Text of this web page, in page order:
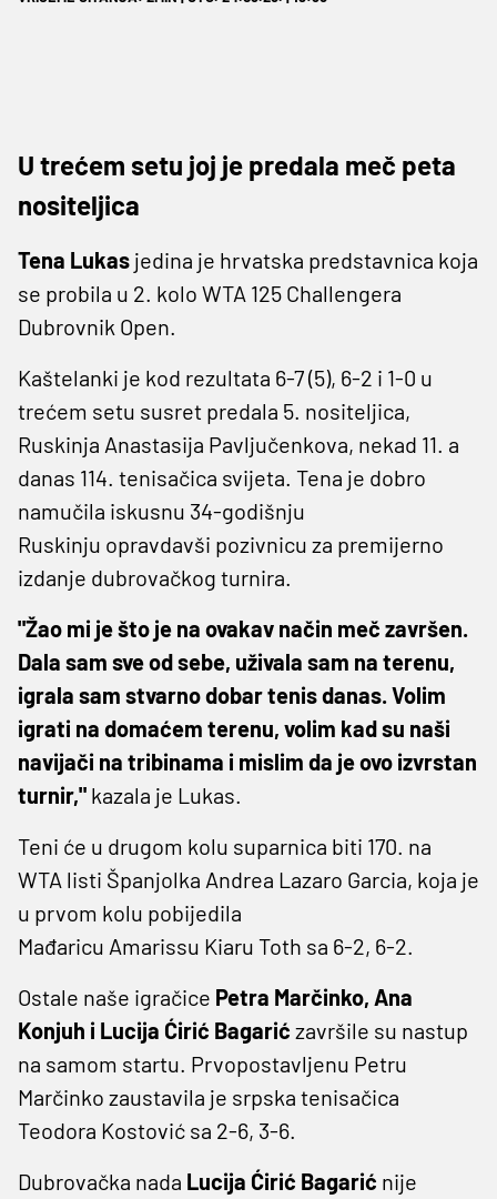
U trećem setu joj je predala meč peta
nositeljica
Tena Lukas jedina je hrvatska predstavnica koja
se probila u 2. kolo WTA 125 Challengera
Dubrovnik Open.
Kaštelanki je kod rezultata 6-7 (5), 6-2 i 1-0 u
trećem setu susret predala 5. nositeljica,
Ruskinja Anastasija Pavljučenkova, nekad 11. a
danas 114. tenisačica svijeta. Tena je dobro
namučila iskusnu 34-godišnju
Ruskinju opravdavši pozivnicu za premijerno
izdanje dubrovačkog turnira.
"Žao mi je što je na ovakav način meč završen.
Dala sam sve od sebe, uživala sam na terenu,
igrala sam stvarno dobar tenis danas. Volim
igrati na domaćem terenu, volim kad su naši
navijači na tribinama i mislim da je ovo izvrstan
turnir," kazala je Lukas.
Teni će u drugom kolu suparnica biti 170. na
WTA listi Španjolka Andrea Lazaro Garcia, koja je
u prvom kolu pobijedila
Mađaricu Amarissu Kiaru Toth sa 6-2, 6-2.
Ostale naše igračice Petra Marčinko, Ana
Konjuh i Lucija Ćirić Bagarić završile su nastup
na samom startu. Prvopostavljenu Petru
Marčinko zaustavila je srpska tenisačica
Teodora Kostović sa 2-6, 3-6.
Dubrovačka nada Lucija Ćirić Bagarić nije